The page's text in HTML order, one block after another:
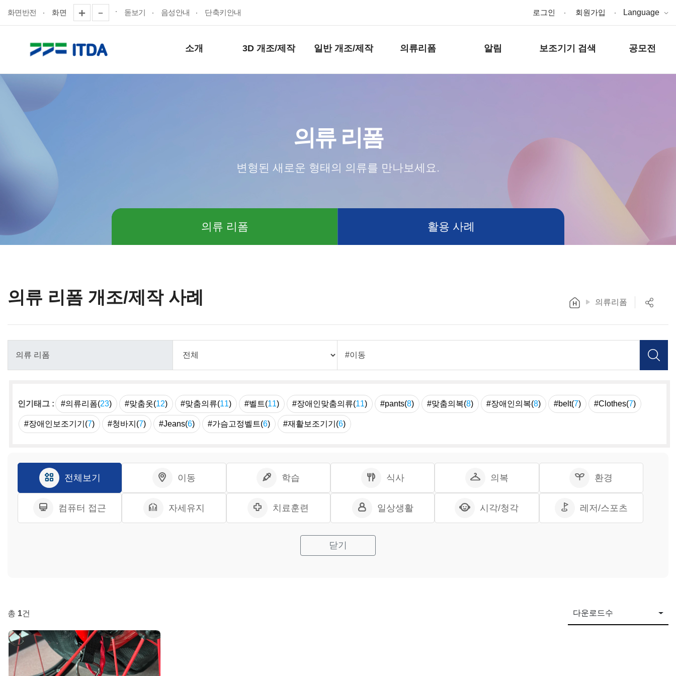
화면반전 화면 돋보기 음성안내 단축키안내 로그인 회원가입 Language
소개 3D 개조/제작 일반 개조/제작 의류리폼 알림 보조기기 검색 공모전
의류 리폼
변형된 새로운 형태의 의류를 만나보세요.
의류 리폼 활용 사례
의류 리폼 개조/제작 사례 의류리폼
인기태그 : #의류리폼(23) #맞춤옷(12) #맞춤의류(11) #벨트(11) #장애인맞춤의류(11) #pants(8) #맞춤의복(8) #장애인의복(8) #belt(7) #Clothes(7)
#장애인보조기기(7) #청바지(7) #Jeans(6) #가슴고정벨트(6) #재활보조기기(6)
전체보기 이동 학습 식사 의복 환경
컴퓨터 접근 자세유지 치료훈련 일상생활 시각/청각 레저/스포츠
닫기
총 1건 다운로드수